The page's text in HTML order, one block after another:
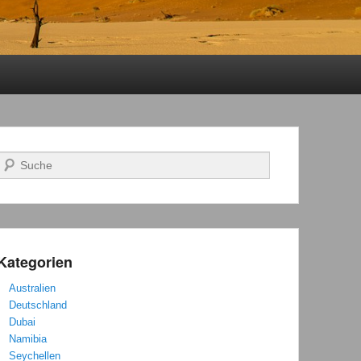
Suchen
Australien
Deutschland
Dubai
Namibia
Seychellen